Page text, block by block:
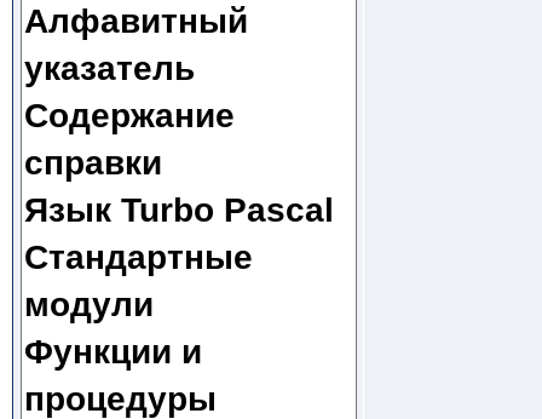
Алфавитный
указатель
Содержание
справки
Язык Turbo Pascal
Стандартные
модули
Функции и
процедуры